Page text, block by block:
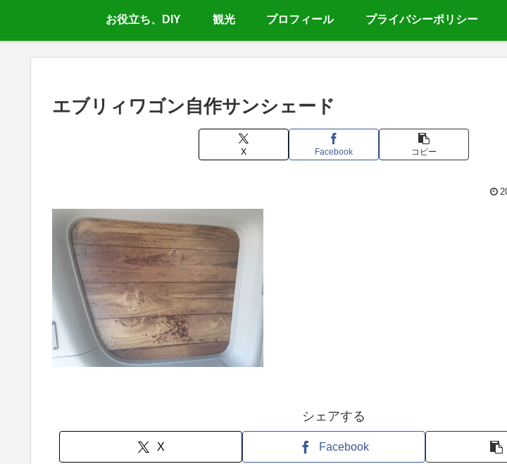
お役立ち、DIY 観光 プロフィール プライバシーポリシー
エブリィワゴン自作サンシェード
X Facebook コピー
シェアする
X Facebook